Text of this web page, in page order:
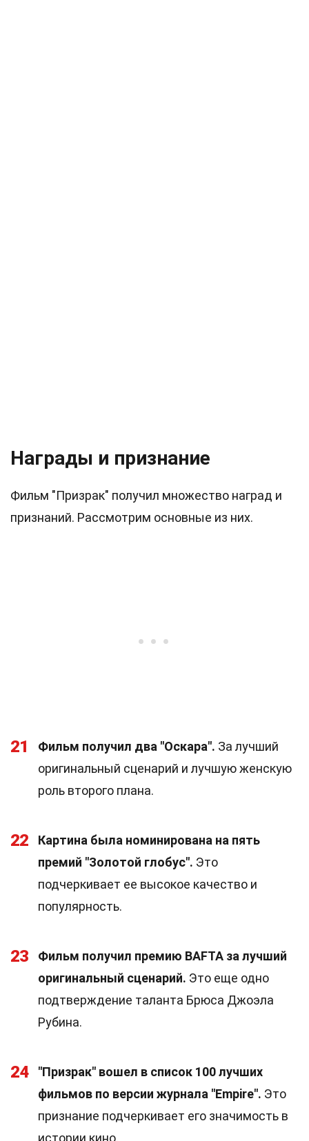
Награды и признание
Фильм "Призрак" получил множество наград и
признаний. Рассмотрим основные из них.
21 Фильм получил два "Оскара". За лучший
оригинальный сценарий и лучшую женскую
роль второго плана.
22
Картина была номинирована на пять
премий "Золотой глобус". Это
подчеркивает ее высокое качество и
популярность.
23
Фильм получил премию BAFTA за лучший
оригинальный сценарий. Это еще одно
подтверждение таланта Брюса Джоэла
Рубина.
24
"Призрак" вошел в список 100 лучших
фильмов по версии журнала "Empire". Это
признание подчеркивает его значимость в
истории кино.